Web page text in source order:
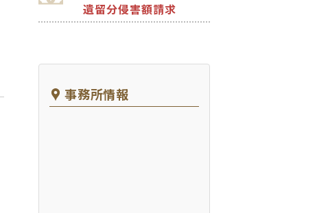
遺留分侵害額請求
事務所情報